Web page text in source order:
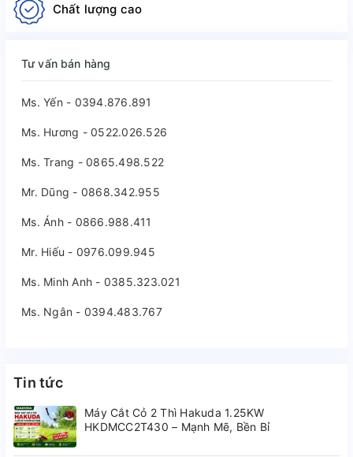
Chất lượng cao
Tư vấn bán hàng
Ms. Yến - 0394.876.891
Ms. Hương - 0522.026.526
Ms. Trang - 0865.498.522
Mr. Dũng - 0868.342.955
Ms. Ánh - 0866.988.411
Mr. Hiếu - 0976.099.945
Ms. Minh Anh - 0385.323.021
Ms. Ngân - 0394.483.767
Tin tức
Máy Cắt Cỏ 2 Thì Hakuda 1.25KW
HKDMCC2T430 – Mạnh Mẽ, Bền Bỉ